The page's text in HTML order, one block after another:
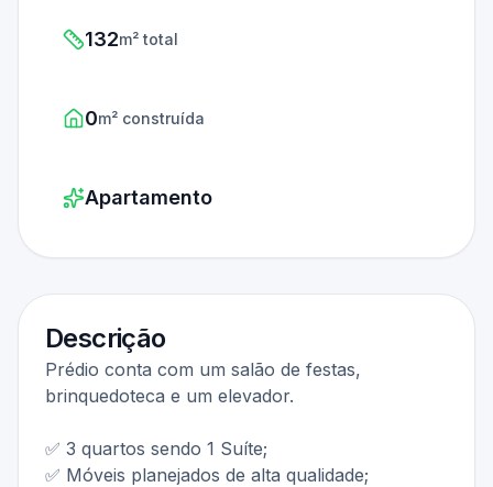
132m² total
0m² construída
Apartamento
Descrição
Prédio conta com um salão de festas,
brinquedoteca e um elevador.
✅ 3 quartos sendo 1 Suíte;
✅ Móveis planejados de alta qualidade;